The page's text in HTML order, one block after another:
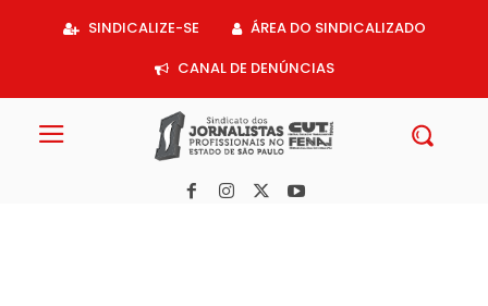
SINDICALIZE-SE
ÁREA DO SINDICALIZADO
CANAL DE DENÚNCIAS